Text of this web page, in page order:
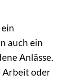
auch ein
Anlässe.
Arbeit oder